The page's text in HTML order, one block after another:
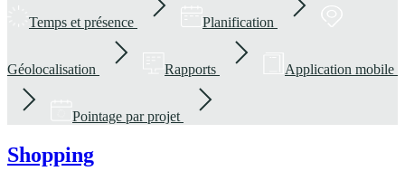
Temps et présence Planification
Géolocalisation Rapports Application mobile
Pointage par projet
Shopping